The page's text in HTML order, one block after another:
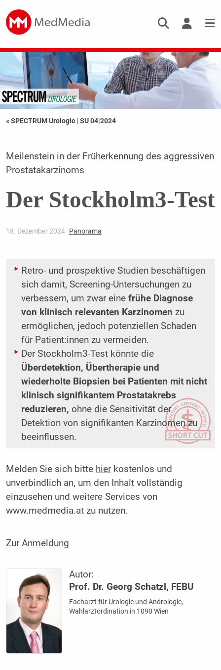
« SPECTRUM Urologie |SU 04|2024
Meilenstein in der Früherkennung des aggressiven
Prostatakarzinoms
Der Stockholm3-Test
18. Dezember 2024 Panorama
Retro- und prospektive Studien beschäftigen
sich damit, Screening-Untersuchungen zu
verbessern, um zwar eine frühe Diagnose
von klinisch relevanten Karzinomen zu
ermöglichen, jedoch potenziellen Schaden
für Patient:innen zu vermeiden.
Der Stockholm3-Test könnte die
Überdetektion, Übertherapie und
wiederholte Biopsien bei Patienten mit nicht
klinisch signifikantem Prostatakrebs
reduzieren, ohne die Sensitivität der
Detektion von signifikanten Karzinomen zu
beeinflussen.
Melden Sie sich bitte hierkostenlos und
unverbindlich an, um den Inhalt vollständig
einzusehen und weitere Services von
www.medmedia.at zu nutzen.
Zur Anmeldung
Autor:
Prof. Dr. Georg Schatzl, FEBU
Facharzt für Urologie und Andrologie,
Wahlarztordination in 1090 Wien